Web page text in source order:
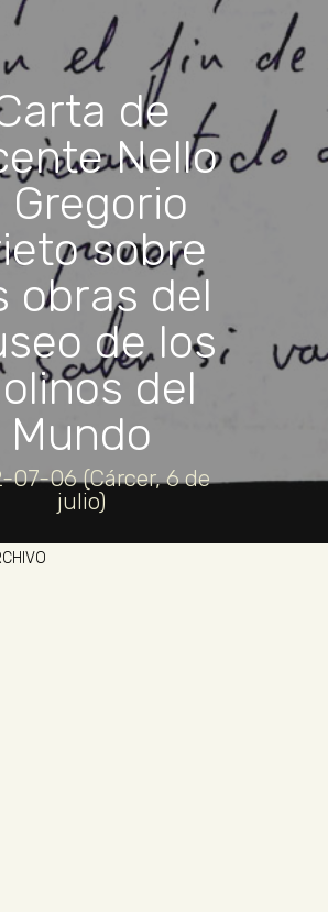
de
Nello
Gregorio
sobre
obras del
de los
del
Mundo
07-06 (Cárcer, 6 de
julio)